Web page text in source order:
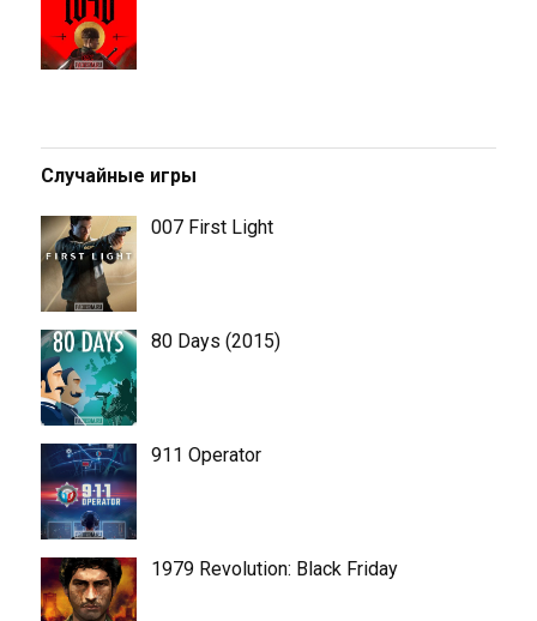
Случайные игры
007 First Light
80 Days (2015)
911 Operator
1979 Revolution: Black Friday